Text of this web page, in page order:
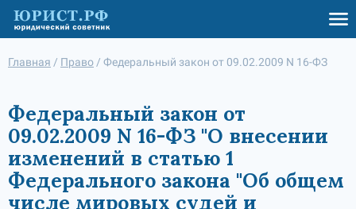
Главная / Право / Федеральный закон от 09.02.2009 N 16-ФЗ
Федеральный закон от
09.02.2009 N 16-ФЗ "О внесении
изменений в статью 1
Федерального закона "Об общем
числе мировых судей и